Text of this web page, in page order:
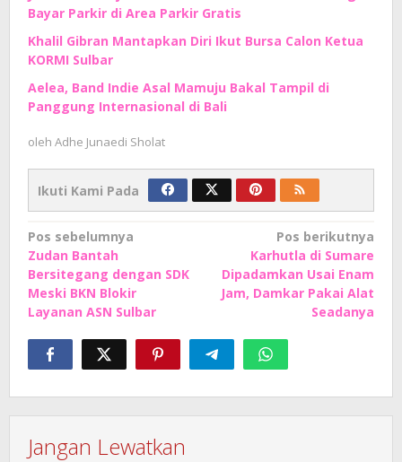
Bayar Parkir di Area Parkir Gratis
Khalil Gibran Mantapkan Diri Ikut Bursa Calon Ketua
KORMI Sulbar
Aelea, Band Indie Asal Mamuju Bakal Tampil di
Panggung Internasional di Bali
oleh Adhe Junaedi Sholat
Ikuti Kami Pada
Navigasi
pos
Pos sebelumnya
Zudan Bantah
Bersitegang dengan SDK
Meski BKN Blokir
Layanan ASN Sulbar
Pos berikutnya
Karhutla di Sumare
Dipadamkan Usai Enam
Jam, Damkar Pakai Alat
Seadanya
Jangan Lewatkan